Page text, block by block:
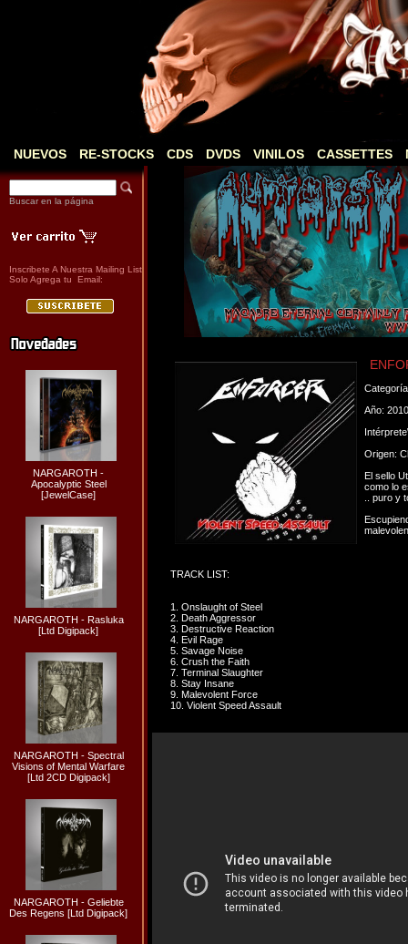
NUEVOS RE-STOCKS CDS DVDS VINILOS CASSETTES
Buscar en la página
Inscribete A Nuestra Mailing List
Solo Agrega tu Email:
NARGAROTH -
Apocalyptic Steel
[JewelCase]
NARGAROTH - Rasluka
[Ltd Digipack]
NARGAROTH - Spectral
Visions of Mental Warfare
[Ltd 2CD Digipack]
NARGAROTH - Geliebte
Des Regens [Ltd Digipack]
Año: 2010
Origen:
El sello
como lo
.. puro y
TRACK LIST:
1. Onslaught of Steel
2. Death Aggressor
3. Destructive Reaction
4. Evil Rage
5. Savage Noise
6. Crush the Faith
7. Terminal Slaughter
8. Stay Insane
9. Malevolent Force
10. Violent Speed Assault